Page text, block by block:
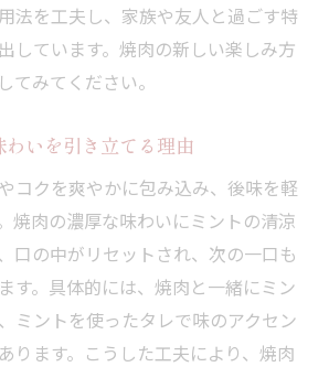
法を工夫し、家族や友人と過ごす特
しています。焼肉の新しい楽しみ方
てみてください。
わいを引き立てる理由
コクを爽やかに包み込み、後味を軽
焼肉の濃厚な味わいにミントの清涼
口の中がリセットされ、次の一口も
す。具体的には、焼肉と一緒にミン
ミントを使ったタレで味のアクセン
ります。こうした工夫により、焼肉